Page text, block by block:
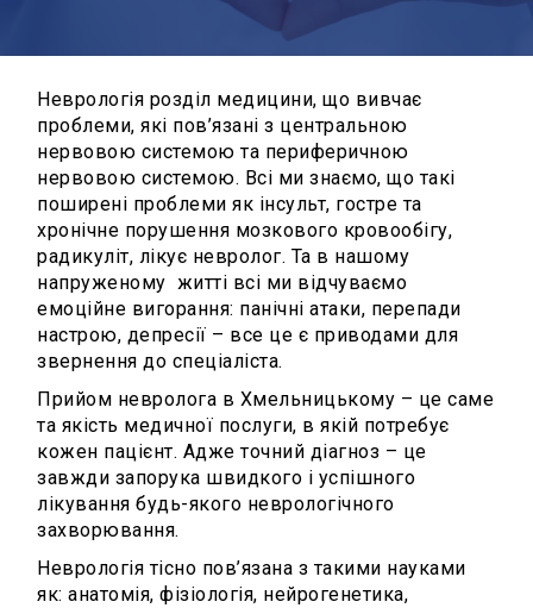
Неврологія розділ медицини, що вивчає
проблеми, які пов’язані з центральною
нервовою системою та периферичною
нервовою системою. Всі ми знаємо, що такі
поширені проблеми як інсульт, гостре та
хронічне порушення мозкового кровообігу,
радикуліт, лікує невролог. Та в нашому
напруженому житті всі ми відчуваємо
емоційне вигорання: панічні атаки, перепади
настрою, депресії – все це є приводами для
звернення до спеціаліста.
Прийом невролога в Хмельницькому – це саме
та якість медичної послуги, в якій потребує
кожен пацієнт. Адже точний діагноз – це
завжди запорука швидкого і успішного
лікування будь-якого неврологічного
захворювання.
Неврологія тісно пов’язана з такими науками
як: анатомія, фізіологія, нейрогенетика,